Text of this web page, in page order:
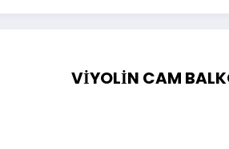
VİYOLİN CAM